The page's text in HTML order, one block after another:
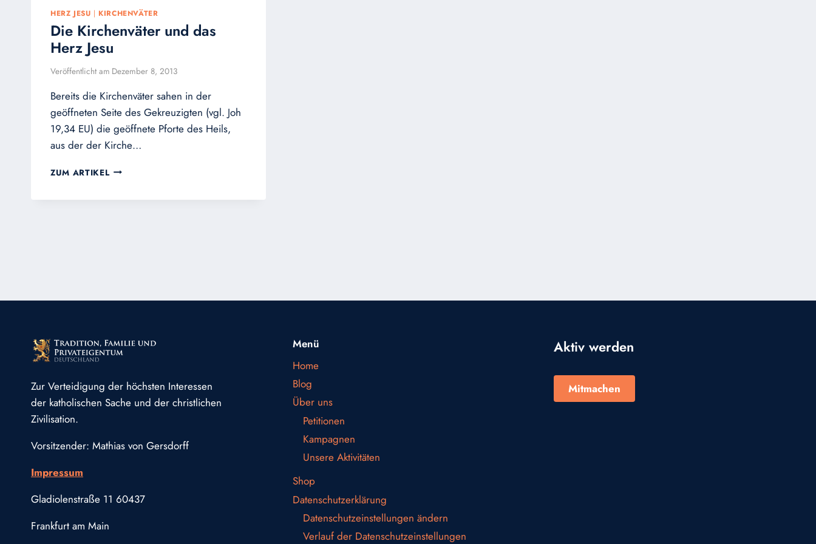
HERZ JESU | KIRCHENVÄTER
Die Kirchenväter und das
Herz Jesu
Veröffentlicht am Dezember 8, 2013
Bereits die Kirchenväter sahen in der
geöffneten Seite des Gekreuzigten (vgl. Joh
19,34 EU) die geöffnete Pforte des Heils,
aus der der Kirche…
ZUM ARTIKEL DIE
Zur Verteidigung der höchsten Interessen
der katholischen Sache und der christlichen
Zivilisation.
Vorsitzender: Mathias von Gersdorff
Impressum
Gladiolenstraße 11 60437
Frankfurt am Main
Menü
Home
Blog
Über uns
Petitionen
Kampagnen
Unsere Aktivitäten
Shop
Datenschutzerklärung
Datenschutzeinstellungen ändern
Verlauf der Datenschutzeinstellungen
Aktiv werden
Mitmachen